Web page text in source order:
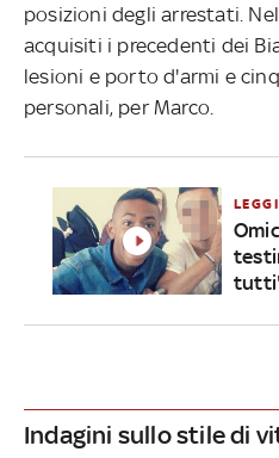
posizioni degli arrestati.
acquisiti i precedenti dei
lesioni e porto d'armi e
personali, per Marco.
Indagini sullo stile di